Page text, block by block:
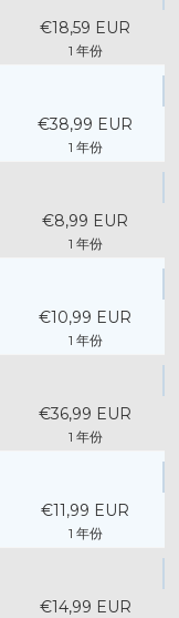
€18,59 EUR
1 年份
€38,99 EUR
1 年份
€8,99 EUR
1 年份
€10,99 EUR
1 年份
€36,99 EUR
1 年份
€11,99 EUR
1 年份
€14,99 EUR